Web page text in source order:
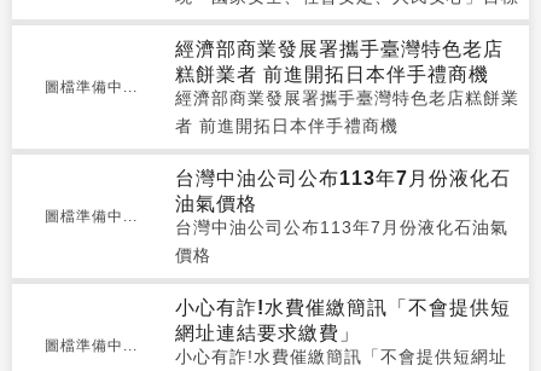
圖檔準備中...
經濟部商業發展署攜手臺灣特色老店
糕餅業者 前進開拓日本伴手禮商機
經濟部商業發展署攜手臺灣特色老店糕餅業
者 前進開拓日本伴手禮商機
圖檔準備中...
台灣中油公司公布113年7月份液化石
油氣價格
台灣中油公司公布113年7月份液化石油氣
價格
圖檔準備中...
小心有詐!水費催繳簡訊「不會提供短
網址連結要求繳費」
小心有詐!水費催繳簡訊「不會提供短網址